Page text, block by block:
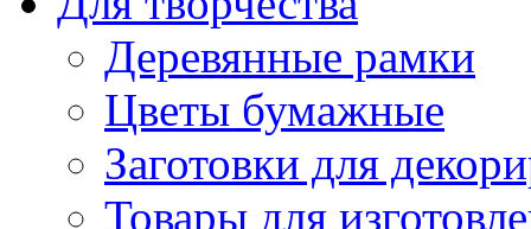
Деревянные рамки
Цветы бумажные
Заготовки для
Товары для